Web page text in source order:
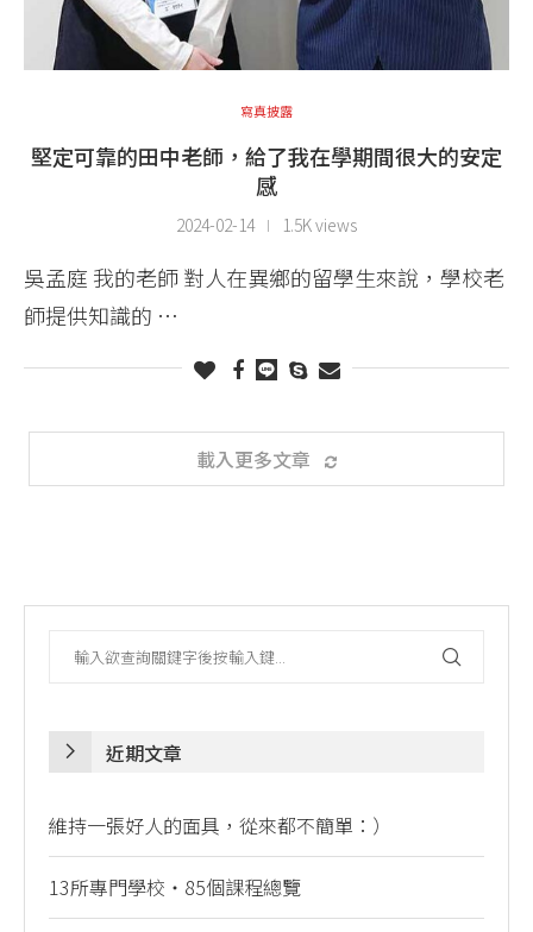
寫真披露
堅定可靠的田中老師，給了我在學期間很大的安定
感
2024-02-14 1.5K views
吳孟庭 我的老師 對人在異鄉的留學生來說，學校老
師提供知識的 …
載入更多文章
近期文章
維持一張好人的面具，從來都不簡單：）
13所專門學校・85個課程總覽